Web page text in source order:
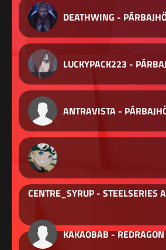
DEATHWING -
LUCKYPACK223 -
ANTRAVISTA -
CENTRE_SYRUP - STEELSERIES
KAKAOBAB -